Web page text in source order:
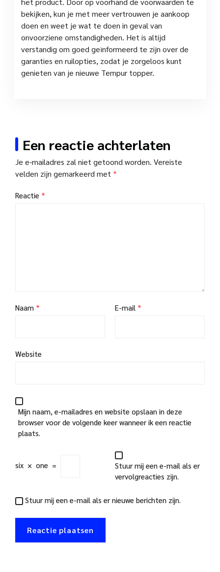
bekijken, kun je met meer vertrouwen je aankoop
doen en weet je wat te doen in geval van
onvoorziene omstandigheden. Het is altijd
verstandig om goed geïnformeerd te zijn over de
garanties en ruilopties, zodat je zorgeloos kunt
genieten van je nieuwe Tempur topper.
Een reactie achterlaten
Je e-mailadres zal niet getoond worden. Vereiste
velden zijn gemarkeerd met *
Reactie *
Naam * E-mail *
Website
Mijn naam, e-mailadres en website opslaan in deze
browser voor de volgende keer wanneer ik een reactie
plaats.
six × one =
Stuur mij een e-mail als er
vervolgreacties zijn.
Stuur mij een e-mail als er nieuwe berichten zijn.